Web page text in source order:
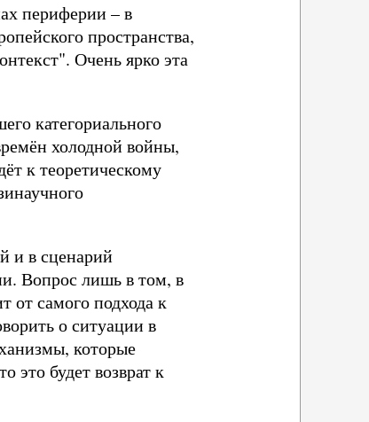
периферии – в
пространства,
Очень ярко эта
категориального
холодной войны,
к теоретическому
и в сценарий
Вопрос лишь в том, в
от самого подхода к
о ситуации в
которые
это будет возврат к